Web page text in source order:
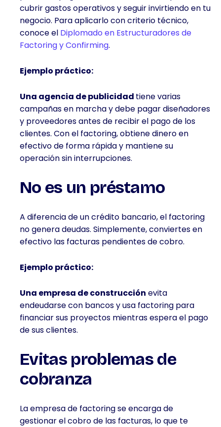
cubrir gastos operativos y seguir invirtiendo en tu
negocio. Para aplicarlo con criterio técnico,
conoce el Diplomado en Estructuradores de
Factoring y Confirming.
Ejemplo práctico:
Una agencia de publicidad tiene varias
campañas en marcha y debe pagar diseñadores
y proveedores antes de recibir el pago de los
clientes. Con el factoring, obtiene dinero en
efectivo de forma rápida y mantiene su
operación sin interrupciones.
No es un préstamo
A diferencia de un crédito bancario, el factoring
no genera deudas. Simplemente, conviertes en
efectivo las facturas pendientes de cobro.
Ejemplo práctico:
Una empresa de construcción evita
endeudarse con bancos y usa factoring para
financiar sus proyectos mientras espera el pago
de sus clientes.
Evitas problemas de
cobranza
La empresa de factoring se encarga de
gestionar el cobro de las facturas, lo que te